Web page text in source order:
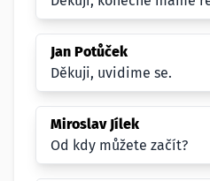
Jan Potůček
Děkuji, uvidime se.
Miroslav Jílek
Od kdy můžete začít?